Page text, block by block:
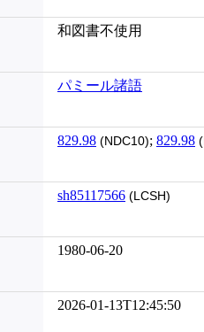
和図書不使用
パミール諸語
829.98 (NDC10); 829.98
sh85117566 (LCSH)
1980-06-20
2026-01-13T12:45:50